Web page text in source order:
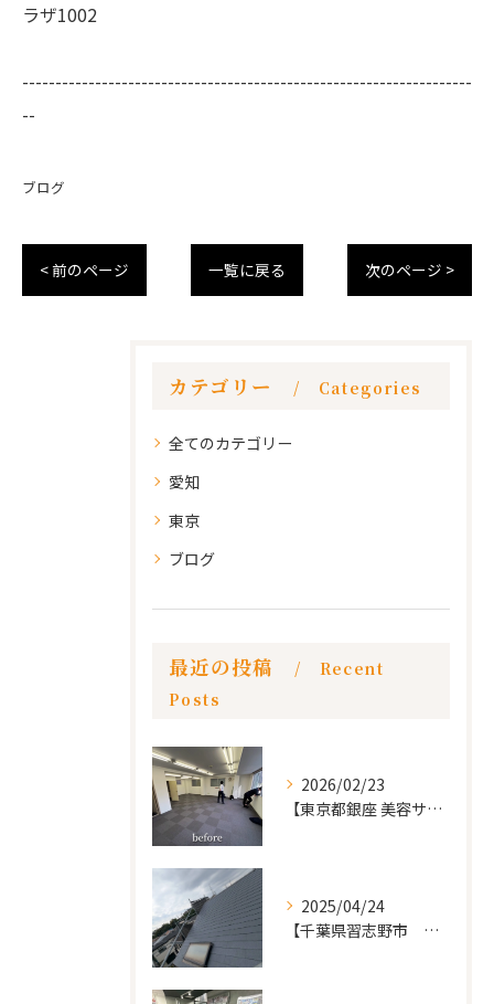
ラザ1002
--------------------------------------------------------------------
--
ブログ
< 前のページ 一覧に戻る 次のページ >
カテゴリー Categories
全てのカテゴリー
愛知
東京
ブログ
最近の投稿
Recent
Posts
2026/02/23
【東京都銀座 美容サロン店舗工事】
2025/04/24
【千葉県習志野市 戸建て 屋根の葺き替え工事】